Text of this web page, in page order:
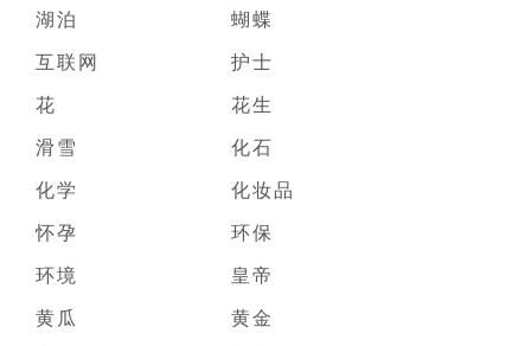
湖泊
蝴蝶
互联网
护士
花
花生
滑雪
化石
化学
化妆品
怀孕
环保
环境
皇帝
黄瓜
黄金